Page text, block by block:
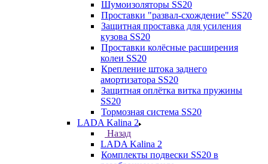
Шумоизоляторы SS20
Проставки "развал-схождение" SS20
Защитная проставка для усиления
кузова SS20
Проставки колёсные расширения
колеи SS20
Крепление штока заднего
амортизатора SS20
Защитная оплётка витка пружины
SS20
Тормозная система SS20
LADA Kalina 2
Назад
LADA Kalina 2
Комплекты подвески SS20 в